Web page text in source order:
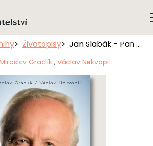
Životopisy Jan Slabák - Pan Moravanka
Miroslav Graclík, Václav Nekvapil